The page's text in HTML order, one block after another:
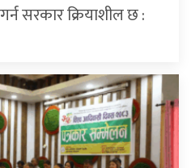
सरकार क्रियाशील छ :